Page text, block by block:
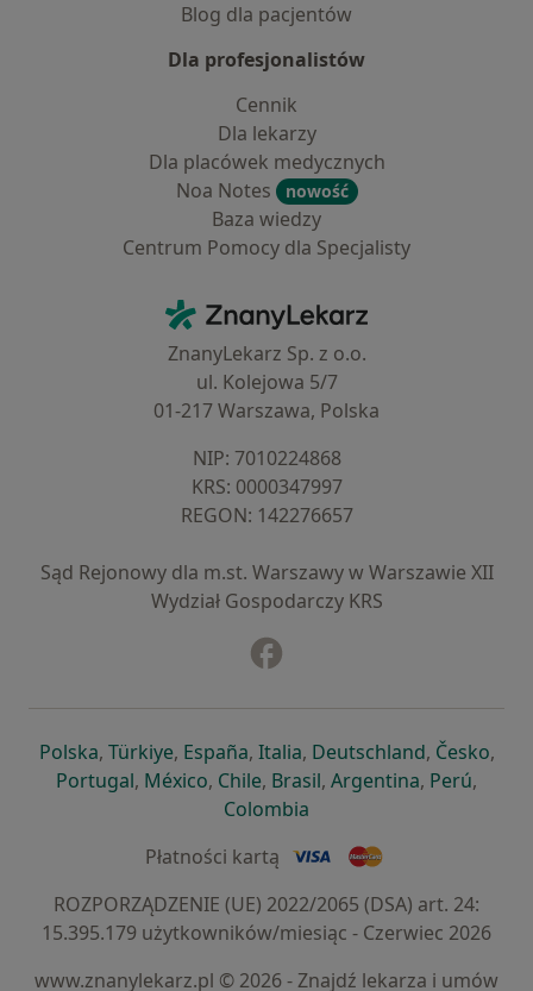
Blog dla pacjentów
Dla profesjonalistów
Cennik
Dla lekarzy
Dla placówek medycznych
Noa Notes
nowość
Baza wiedzy
Centrum Pomocy dla Specjalisty
ZnanyLekarz - Strona główna
ZnanyLekarz Sp. z o.o.
ul. Kolejowa 5/7
01-217 Warszawa, Polska
NIP: ⁠7010224868
KRS: ⁠0000347997
REGON: ⁠142276657
Sąd Rejonowy dla m.st. Warszawy w Warszawie XII
Wydział Gospodarczy KRS
Polskaotwiera się w nowej karcie
, Türkiyeotwiera się w nowej karcie
, Españaotwiera się w nowej karcie
, Italiaotwiera się w nowej
, Deutschlandotwiera się
, Česko,
Portugalotwiera się w nowej karcie
, Méxicootwiera się w nowej karcie
, Chileotwiera się w nowej karcie
, Brasilotwiera się w nowej
, Argentinaotwiera się
, Perú,
Colombia
Płatności kartą
ROZPORZĄDZENIE (UE) 2022/2065 (DSA) art. 24:
15.395.179 użytkowników/miesiąc - Czerwiec 2026
www.znanylekarz.pl © 2026 - Znajdź lekarza i umów